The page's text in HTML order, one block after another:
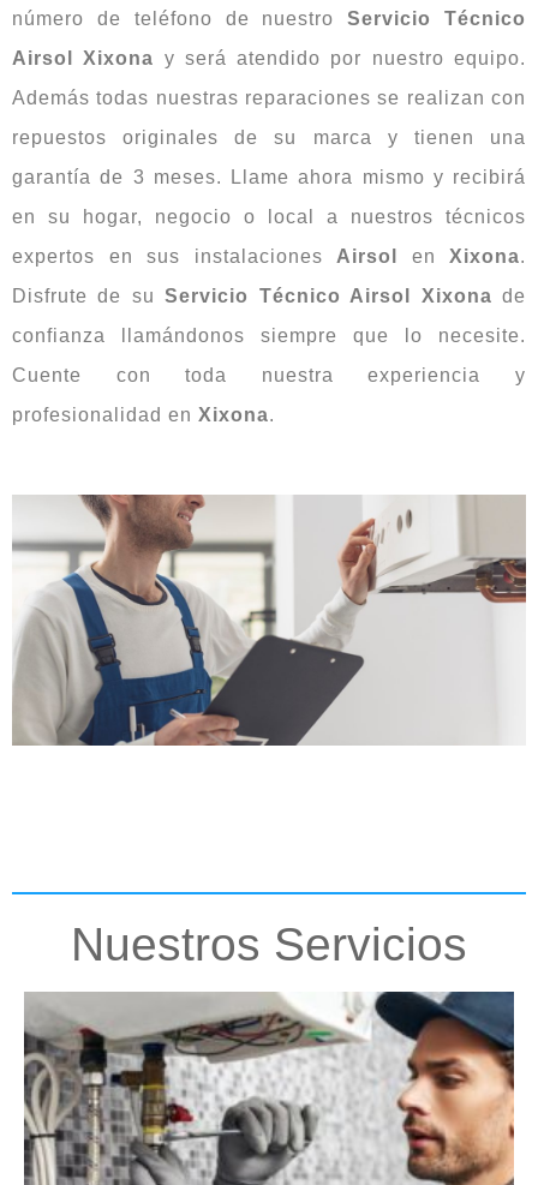
número de teléfono de nuestroServicio Técnico
Airsol Xixona y será atendido por nuestro equipo.
Además todas nuestras reparaciones se realizan con
repuestos originales de su marca y tienen una
garantía de 3 meses. Llame ahora mismo y recibirá
en su hogar, negocio o local a nuestros técnicos
expertos en sus instalaciones Airsol en Xixona.
Disfrute de suServicio Técnico Airsol Xixona de
confianza llamándonos siempre que lo necesite.
Cuente con toda nuestra experiencia y
profesionalidad en Xixona.
Nuestros Servicios